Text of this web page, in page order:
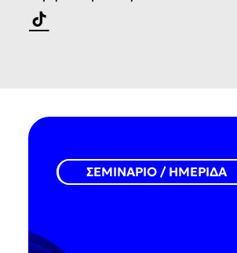
ΣΕΜΙΝΑΡΙΟ / ΗΜΕΡΙΔΑ